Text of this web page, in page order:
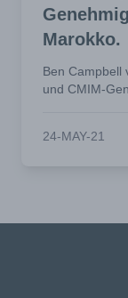
Marokko.
Ben Campbell
und CMIM-
24-MAY-21